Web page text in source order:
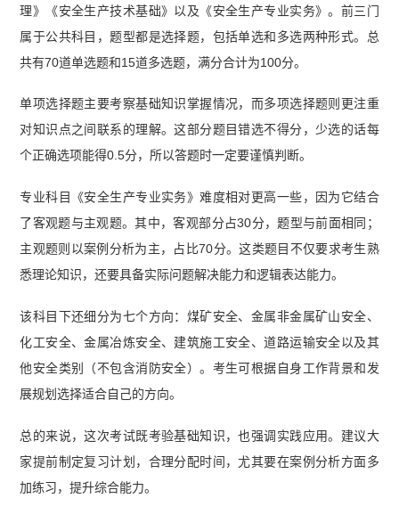
理》《安全生产技术基础》以及《安全生产专业实务》。前三门
属于公共科目，题型都是选择题，包括单选和多选两种形式。总
共有70道单选题和15道多选题，满分合计为100分。
单项选择题主要考察基础知识掌握情况，而多项选择题则更注重
对知识点之间联系的理解。这部分题目错选不得分，少选的话每
个正确选项能得0.5分，所以答题时一定要谨慎判断。
专业科目《安全生产专业实务》难度相对更高一些，因为它结合
了客观题与主观题。其中，客观部分占30分，题型与前面相同；
主观题则以案例分析为主，占比70分。这类题目不仅要求考生熟
悉理论知识，还要具备实际问题解决能力和逻辑表达能力。
该科目下还细分为七个方向：煤矿安全、金属非金属矿山安全、
化工安全、金属冶炼安全、建筑施工安全、道路运输安全以及其
他安全类别（不包含消防安全）。考生可根据自身工作背景和发
展规划选择适合自己的方向。
总的来说，这次考试既考验基础知识，也强调实践应用。建议大
家提前制定复习计划，合理分配时间，尤其要在案例分析方面多
加练习，提升综合能力。